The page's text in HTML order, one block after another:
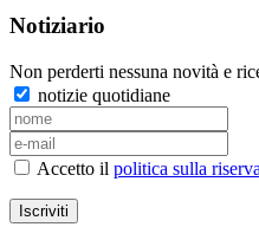
Notiziario
Non perderti nessuna novità e
notizie quotidiane
Accetto il politica sulla
Iscriviti